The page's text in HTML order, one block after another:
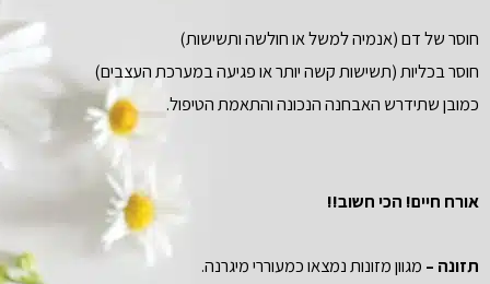
חוסר של דם (אנמיה למשל או חולשה ותשישות)
חוסר בכליות (תשישות קשה יותר או פגיעה במערכת העצבים)
כמובן שתידרש האבחנה הנכונה והתאמת הטיפול.
אורח חיים! הכי חשוב!!
תזונה – מגוון מזונות נמצאו כמעוררי מיגרנה.